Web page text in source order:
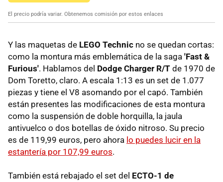
El precio podría variar. Obtenemos comisión por estos enlaces
Y las maquetas de LEGO Technic no se quedan cortas:
como la montura más emblemática de la saga 'Fast &
Furious'. Hablamos del Dodge Charger R/T de 1970 de
Dom Toretto, claro. A escala 1:13 es un set de 1.077
piezas y tiene el V8 asomando por el capó. También
están presentes las modificaciones de esta montura
como la suspensión de doble horquilla, la jaula
antivuelco o dos botellas de óxido nitroso. Su precio
es de 119,99 euros, pero ahora lo puedes lucir en la
estantería por 107,99 euros.
También está rebajado el set del ECTO-1 de